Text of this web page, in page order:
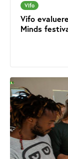
Vifo
Vifo
Minds